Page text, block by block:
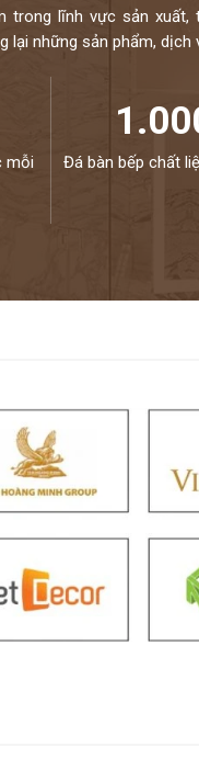
trong lĩnh vực sản
lại những sản phẩm,
mỗi
Đá bàn bếp chất